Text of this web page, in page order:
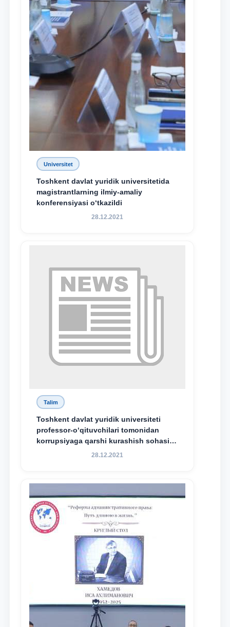
Ism va familiyangiz
Telefon raqamingiz
Universitet
Toshkent davlat yuridik universitetida
magistrantlarning ilmiy-amaliy
konferensiyasi o‘tkazildi
28.12.2021
Talim
Toshkent davlat yuridik universiteti
professor-o‘qituvchilari tomonidan
korrupsiyaga qarshi kurashish sohasida
amalga oshirilayotgan islohotlar hamda
maqsadida xorijiy va mahalliy ilmiy
nashrlarda chop etilgan maqolalar
dayjesti
28.12.2021